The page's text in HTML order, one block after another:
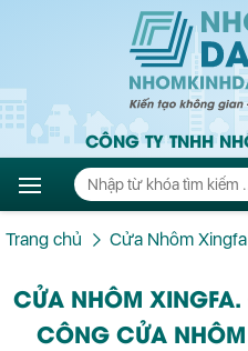
CÔNG TY TNHH
Trang chủ Cửa Nhôm
CỬA NHÔM
CÔNG CỬA